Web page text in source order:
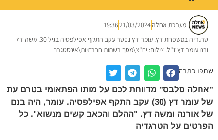
מערכת אחלה21/03/2024
19:36
טרגדיה במשפחת דץ. עומר דץ נפטר עקב התקף אפילפסיה בגיל 30. משה דץ
ובנו עומר דץ ז"ל. צילום: יח"צ\מסך רשתות חברתיות\אינסטגרם
שתפו כתבה
"אחלה סלבס" מדווחת לכם על מותו הפתאומי בטרם עת
של עומר דץ (30) עקב התקף אפילפסיה. עומר, היה בנם
של אורנה ומשה דץ. "ההלם והכאב קשים מנשוא". כל
הפרטים על הטרגדיה